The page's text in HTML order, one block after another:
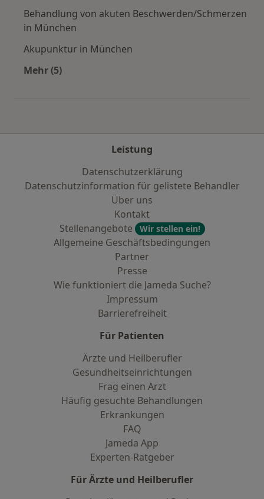
Behandlung von akuten Beschwerden/Schmerzen
in München
Akupunktur in München
Mehr (5)
Leistung
Datenschutzerklärung
Datenschutzinformation für gelistete Behandler
Über uns
Kontakt
Stellenangebote
Wir stellen ein!
Allgemeine Geschäftsbedingungen
Partner
Presse
Wie funktioniert die Jameda Suche?
Impressum
Barrierefreiheit
Für Patienten
Ärzte und Heilberufler
Gesundheitseinrichtungen
Frag einen Arzt
Häufig gesuchte Behandlungen
Erkrankungen
FAQ
Jameda App
Experten-Ratgeber
Für Ärzte und Heilberufler